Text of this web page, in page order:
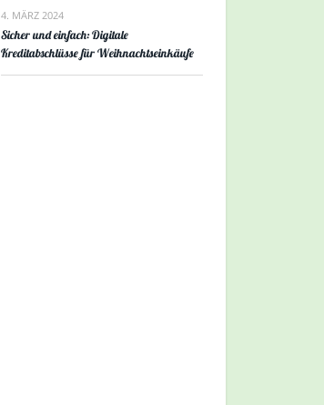
4. MÄRZ 2024
Sicher und einfach: Digitale
Kreditabschlüsse für Weihnachtseinkäufe